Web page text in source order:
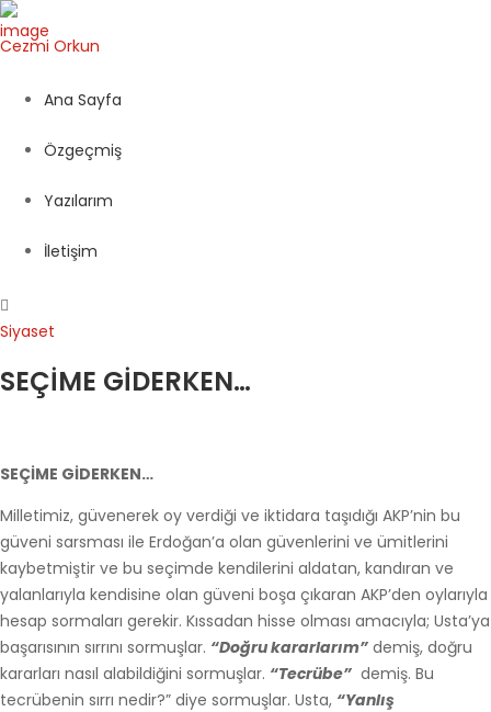
Cezmi Orkun
Ana Sayfa
Özgeçmiş
Yazılarım
İletişim
Siyaset
SEÇİME GİDERKEN…
SEÇİME GİDERKEN…
Milletimiz, güvenerek oy verdiği ve iktidara taşıdığı AKP’nin bu
güveni sarsması ile Erdoğan’a olan güvenlerini ve ümitlerini
kaybetmiştir ve bu seçimde kendilerini aldatan, kandıran ve
yalanlarıyla kendisine olan güveni boşa çıkaran AKP’den oylarıyla
hesap sormaları gerekir. Kıssadan hisse olması amacıyla; Usta’ya
başarısının sırrını sormuşlar. “Doğru kararlarım” demiş, doğru
kararları nasıl alabildiğini sormuşlar. “Tecrübe” demiş. Bu
tecrübenin sırrı nedir?” diye sormuşlar. Usta, “Yanlış